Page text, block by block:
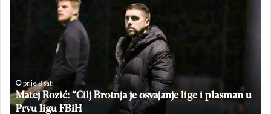
plasman
u
prije 8 sati
Matej Rozić: “Cilj Brotnja je osvajanje lige i plasman u
Prvu ligu FBiH